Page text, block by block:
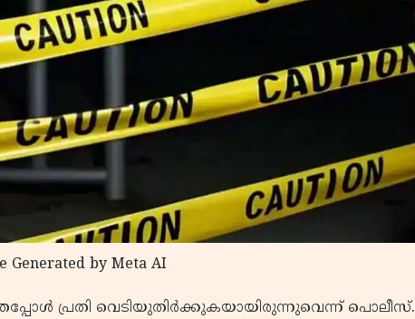
Generated by Meta AI
പ്രതി വെടിയുതിര്‍ക്കുകയായിരുന്നുവെന്ന് പൊലീസ്.